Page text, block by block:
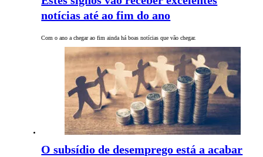
notícias até ao fim do ano
Com o ano a chegar ao fim ainda há boas notícias que vão chegar.
O subsídio de desemprego está a acabar